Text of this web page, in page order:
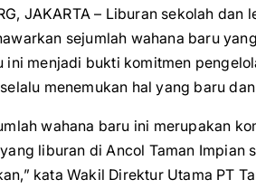
JAKARTA – Liburan sekolah
sejumlah wahana baru
ini menjadi bukti komitmen
menemukan hal yang baru
wahana baru ini merupakan
liburan di Ancol Taman Impian
kata Wakil Direktur Utama PT